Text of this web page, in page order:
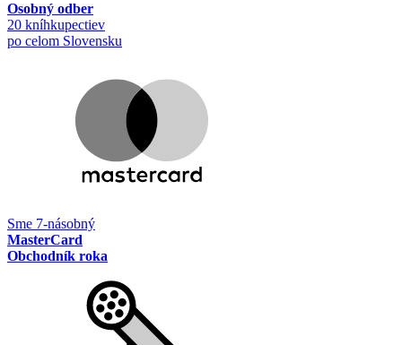
Osobný odber
20 kníhkupectiev
po celom Slovensku
Sme 7-násobný
MasterCard
Obchodník roka